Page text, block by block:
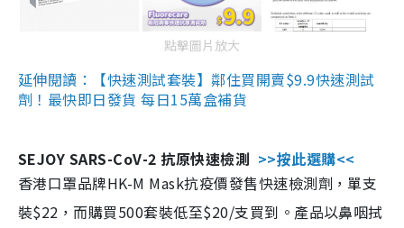
點擊圖片放大
延伸閱讀：【快速測試套裝】鄰住買開賣$9.9快速測試
劑！最快即日發貨 每日15萬盒補貨
SEJOY SARS-CoV-2 抗原快速檢測 >>按此選購<<
香港口罩品牌HK-M Mask抗疫價發售快速檢測劑，單支
裝$22，而購買500套裝低至$20/支買到。產品以鼻咽拭